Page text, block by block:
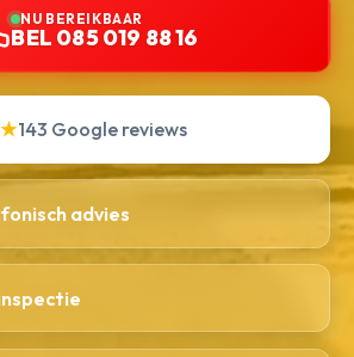
NU BEREIKBAAR
BEL 085 019 88 16
143 Google reviews
advies